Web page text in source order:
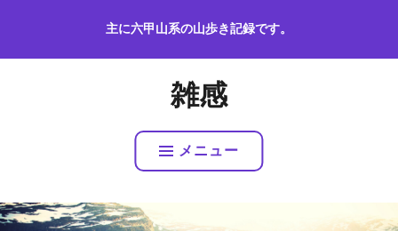
テ
プ
主に六甲山系の山歩き記録です。
雑感
メニュー